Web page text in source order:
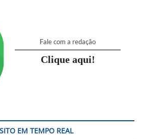
Fale com a redação
Clique aqui!
EM TEMPO REAL